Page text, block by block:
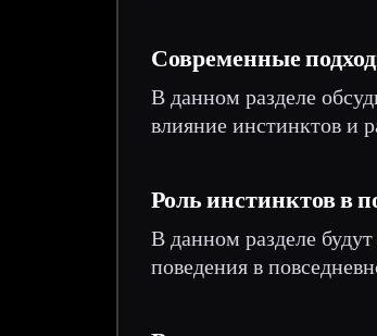
Современные
В данном разделе
влияние инстинктов и
Роль инстинктов в
В данном разделе
поведения в